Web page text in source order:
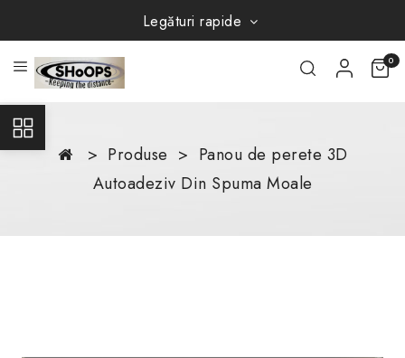
Legături rapide
0
Produse
Panou de perete 3D
Autoadeziv Din Spuma Moale